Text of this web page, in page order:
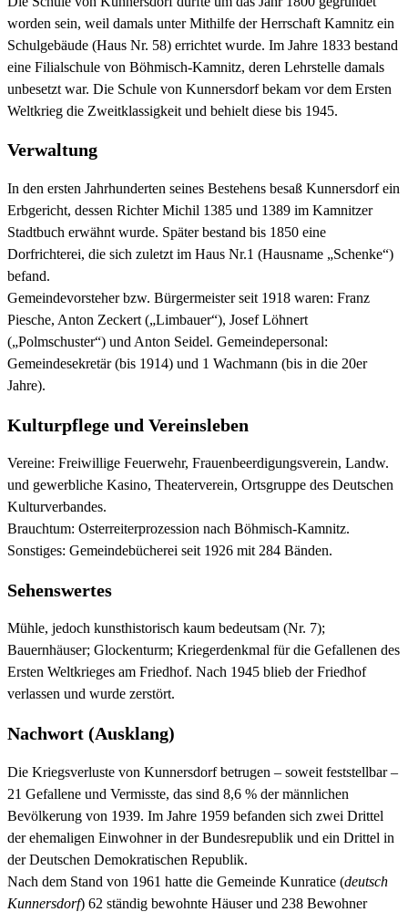
worden sein, weil damals unter Mithilfe der Herrschaft Kamnitz ein
Schulgebäude (Haus Nr. 58) errichtet wurde. Im Jahre 1833 bestand
eine Filialschule von Böhmisch-Kamnitz, deren Lehrstelle damals
unbesetzt war. Die Schule von Kunnersdorf bekam vor dem Ersten
Weltkrieg die Zweitklassigkeit und behielt diese bis 1945.
Verwaltung
In den ersten Jahrhunderten seines Bestehens besaß Kunnersdorf ein
Erbgericht, dessen Richter Michil 1385 und 1389 im Kamnitzer
Stadtbuch erwähnt wurde. Später bestand bis 1850 eine
Dorfrichterei, die sich zuletzt im Haus Nr.1 (Hausname „Schenke“)
befand.
Gemeindevorsteher bzw. Bürgermeister seit 1918 waren: Franz
Piesche, Anton Zeckert („Limbauer“), Josef Löhnert
(„Polmschuster“) und Anton Seidel. Gemeindepersonal:
Gemeindesekretär (bis 1914) und 1 Wachmann (bis in die 20er
Jahre).
Kulturpflege und Vereinsleben
Vereine: Freiwillige Feuerwehr, Frauenbeerdigungsverein, Landw.
und gewerbliche Kasino, Theaterverein, Ortsgruppe des Deutschen
Kulturverbandes.
Brauchtum: Osterreiterprozession nach Böhmisch-Kamnitz.
Sonstiges: Gemeindebücherei seit 1926 mit 284 Bänden.
Sehenswertes
Mühle, jedoch kunsthistorisch kaum bedeutsam (Nr. 7);
Bauernhäuser; Glockenturm; Kriegerdenkmal für die Gefallenen des
Ersten Weltkrieges am Friedhof. Nach 1945 blieb der Friedhof
verlassen und wurde zerstört.
Nachwort (Ausklang)
Die Kriegsverluste von Kunnersdorf betrugen – soweit feststellbar –
21 Gefallene und Vermisste, das sind 8,6 % der männlichen
Bevölkerung von 1939. Im Jahre 1959 befanden sich zwei Drittel
der ehemaligen Einwohner in der Bundesrepublik und ein Drittel in
der Deutschen Demokratischen Republik.
Nach dem Stand von 1961 hatte die Gemeinde Kunratice (deutsch
Kunnersdorf) 62 ständig bewohnte Häuser und 238 Bewohner